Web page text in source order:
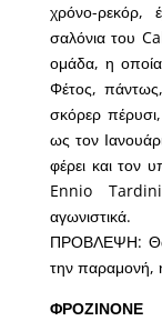
χρόνο-ρεκόρ,
σαλόνια του
ομάδα, η
Φέτος,
σκόρερ
ως τον
φέρει και τον
Ennio
αγωνιστικά.
ΠΡΟΒΛΕΨΗ: Θα
την παραμονή,
ΦΡΟΖΙΝΟΝΕ